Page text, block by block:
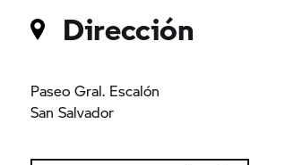
Dirección
Paseo Gral. Escalón
San Salvador